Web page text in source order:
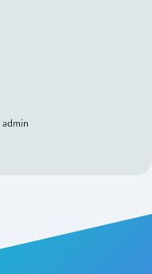
admin
betexper.xyz